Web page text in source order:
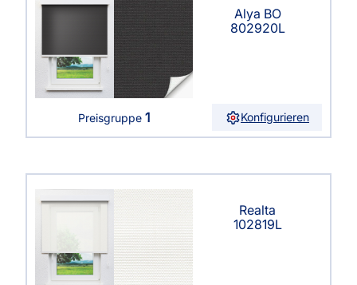
Alya BO
802920L
Preisgruppe 1 Konfigurieren
Realta
102819L